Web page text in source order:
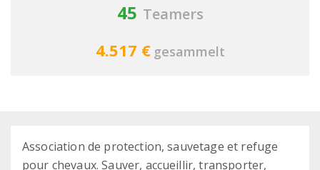
45 Teamers
4.517 € gesammelt
Association de protection, sauvetage et refuge
pour chevaux. Sauver, accueillir, transporter,